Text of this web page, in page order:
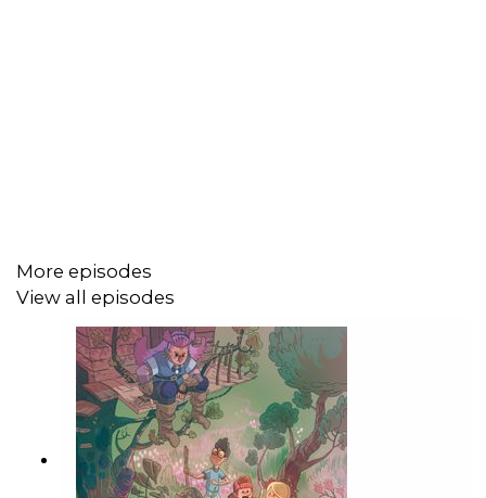
More episodes
View all episodes